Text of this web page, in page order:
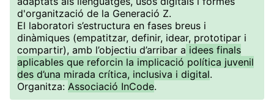
d'organització de la Generació Z.
El laboratori s’estructura en fases breus i
dinàmiques (empatitzar, definir, idear, prototipar i
compartir), amb l’objectiu d’arribar a idees finals
aplicables que reforcin la implicació política juvenil
des d’una mirada crítica, inclusiva i digital.
Organitza: Associació InCode.